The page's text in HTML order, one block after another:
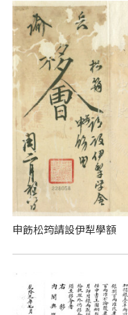
申飭松筠請設伊犁學額